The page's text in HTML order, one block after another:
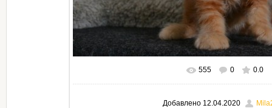
В реальном размере 795x530
555 0 0.0
Добавлено12.04.2020